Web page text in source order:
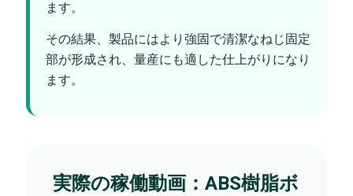
ます。
その結果、製品にはより強固で清潔なねじ固定
部が形成され、量産にも適した仕上がりになり
ます。
実際の稼働動画：ABS樹脂ボ